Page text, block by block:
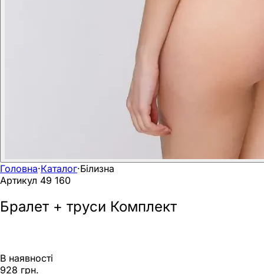
Головна·Каталог·Білизна
Артикул 49 160
Бралет + труси Комплект
В наявності
928 грн.